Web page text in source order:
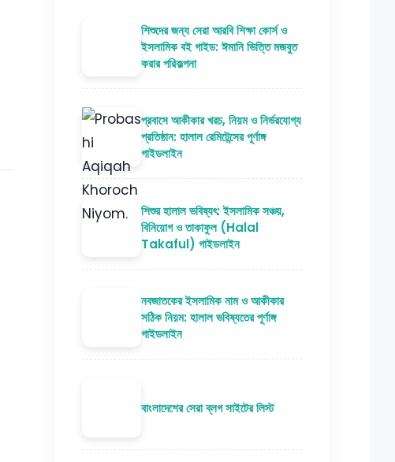
শিশুদের জন্য সেরা আরবি শিক্ষা কোর্স ও
ইসলামিক বই গাইড: ঈমানি ভিত্তি মজবুত
করার পরিকল্পনা
প্রবাসে আকীকার খরচ, নিয়ম ও নির্ভরযোগ্য
প্রতিষ্ঠান: হালাল রেমিটেন্সের পূর্ণাঙ্গ
গাইডলাইন
শিশুর হালাল ভবিষ্যৎ: ইসলামিক সঞ্চয়,
বিনিয়োগ ও তাকাফুল (Halal
Takaful) গাইডলাইন
নবজাতকের ইসলামিক নাম ও আকীকার
সঠিক নিয়ম: হালাল ভবিষ্যতের পূর্ণাঙ্গ
গাইডলাইন
বাংলাদেশের সেরা ব্লগ সাইটের লিস্ট